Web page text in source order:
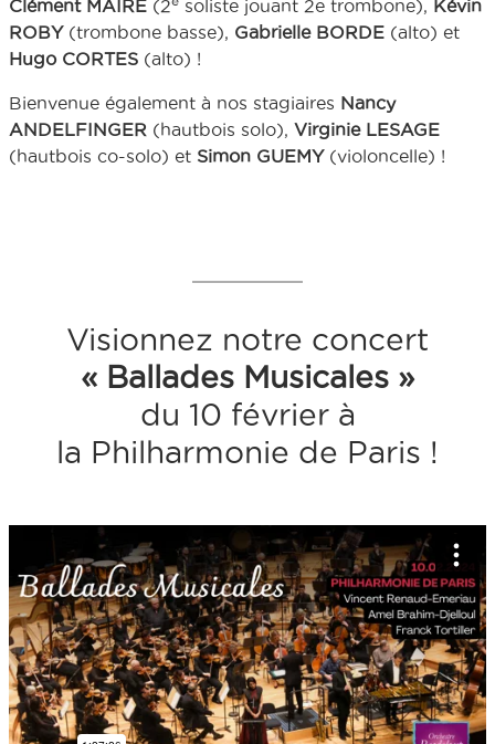
Clément MAIRE (2 soliste jouant 2e trombone), Kévin
ROBY(trombone basse), Gabrielle BORDE (alto) et
Hugo CORTES (alto) !
Bienvenue également à nos stagiaires Nancy
ANDELFINGER (hautbois solo), Virginie LESAGE
(hautbois co-solo) et Simon GUEMY(violoncelle) !
Visionnez notre concert
« Ballades Musicales »
du 10 février à
la Philharmonie de Paris !